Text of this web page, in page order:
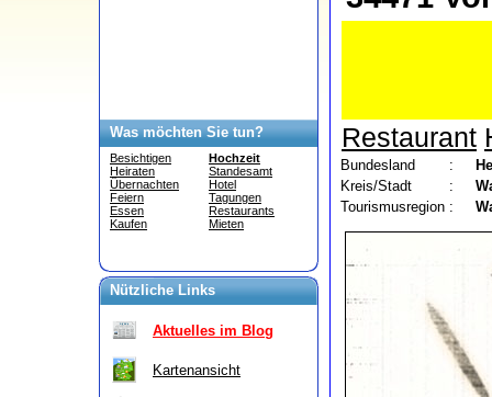
Was möchten Sie tun?
Besichtigen
Heiraten
Übernachten
Feiern
Essen
Kaufen
Hochzeit
Standesamt
Hotel
Tagungen
Restaurants
Mieten
Nützliche Links
Aktuelles im Blog
Kartenansicht
Restaurant
Bundesland :
Kreis/Stadt
:
Tourismusregion :